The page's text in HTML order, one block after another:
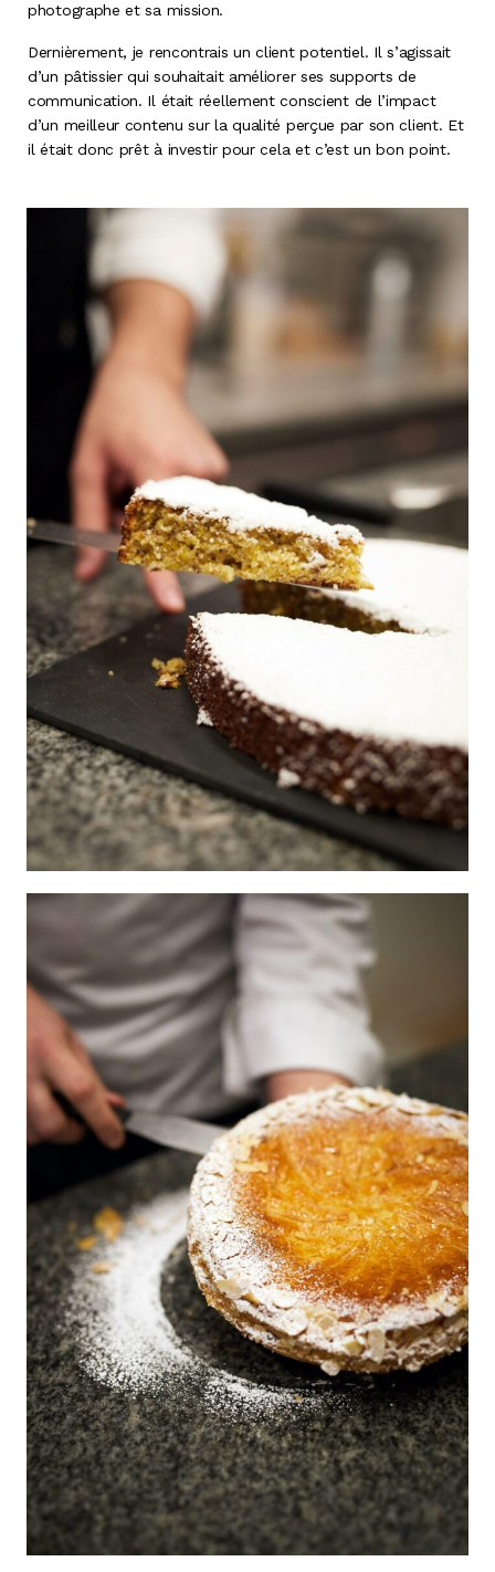
photographe et sa mission.
Dernièrement, je rencontrais un client potentiel. Il s’agissait
d’un pâtissier qui souhaitait améliorer ses supports de
communication. Il était réellement conscient de l’impact
d’un meilleur contenu sur la qualité perçue par son client. Et
il était donc prêt à investir pour cela et c’est un bon point.